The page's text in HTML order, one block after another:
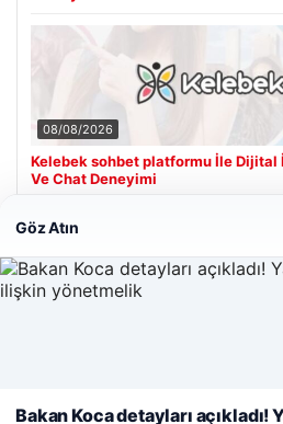
08/08/2026
Kelebek sohbet platformu İle
Ve Chat Deneyimi
Son Eklenen Firmalar
Web sitemizi nasıl kullandığınızı
Göz Atın
Bakan Koca detayları açıkladı!